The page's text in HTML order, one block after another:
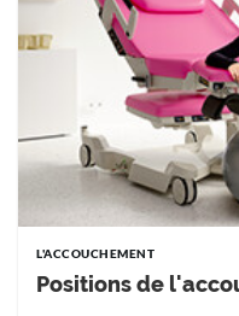
L'ACCOUCHEMENT
Positions de